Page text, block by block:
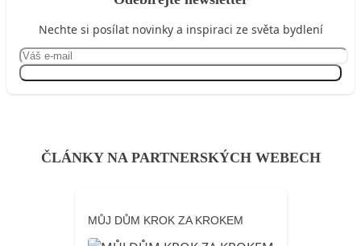
Nechte si posílat novinky a inspiraci ze světa bydlení
ČLÁNKY NA PARTNERSKÝCH WEBECH
MŮJ DŮM KROK ZA KROKEM